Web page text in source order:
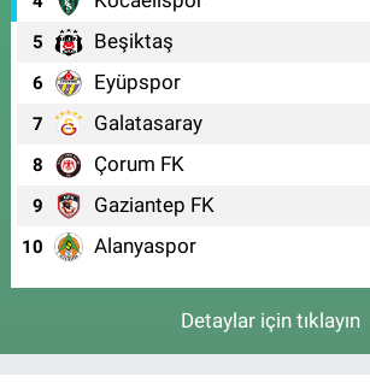
5 Beşiktaş
6 Eyüpspor
7 Galatasaray
8 Çorum FK
9 Gaziantep FK
10 Alanyaspor
Detaylar için tıklayın